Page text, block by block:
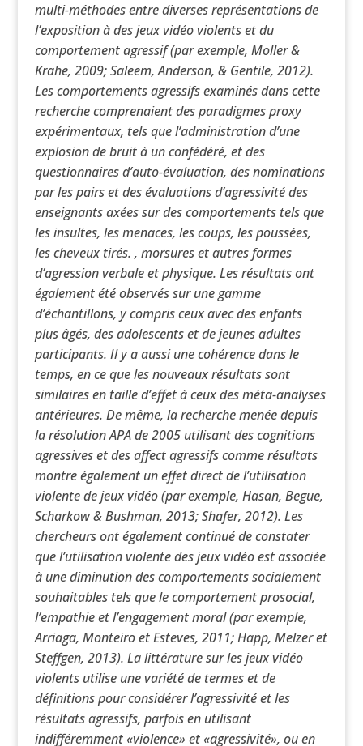
multi-méthodes entre diverses représentations de
l’exposition à des jeux vidéo violents et du
comportement agressif (par exemple, Moller &
Krahe, 2009; Saleem, Anderson, & Gentile, 2012).
Les comportements agressifs examinés dans cette
recherche comprenaient des paradigmes proxy
expérimentaux, tels que l’administration d’une
explosion de bruit à un confédéré, et des
questionnaires d’auto-évaluation, des nominations
par les pairs et des évaluations d’agressivité des
enseignants axées sur des comportements tels que
les insultes, les menaces, les coups, les poussées,
les cheveux tirés. , morsures et autres formes
d’agression verbale et physique. Les résultats ont
également été observés sur une gamme
d’échantillons, y compris ceux avec des enfants
plus âgés, des adolescents et de jeunes adultes
participants. Il y a aussi une cohérence dans le
temps, en ce que les nouveaux résultats sont
similaires en taille d’effet à ceux des méta-analyses
antérieures. De même, la recherche menée depuis
la résolution APA de 2005 utilisant des cognitions
agressives et des affect agressifs comme résultats
montre également un effet direct de l’utilisation
violente de jeux vidéo (par exemple, Hasan, Begue,
Scharkow & Bushman, 2013; Shafer, 2012). Les
chercheurs ont également continué de constater
que l’utilisation violente des jeux vidéo est associée
à une diminution des comportements socialement
souhaitables tels que le comportement prosocial,
l’empathie et l’engagement moral (par exemple,
Arriaga, Monteiro et Esteves, 2011; Happ, Melzer et
Steffgen, 2013). La littérature sur les jeux vidéo
violents utilise une variété de termes et de
définitions pour considérer l’agressivité et les
résultats agressifs, parfois en utilisant
indifféremment «violence» et «agressivité», ou en